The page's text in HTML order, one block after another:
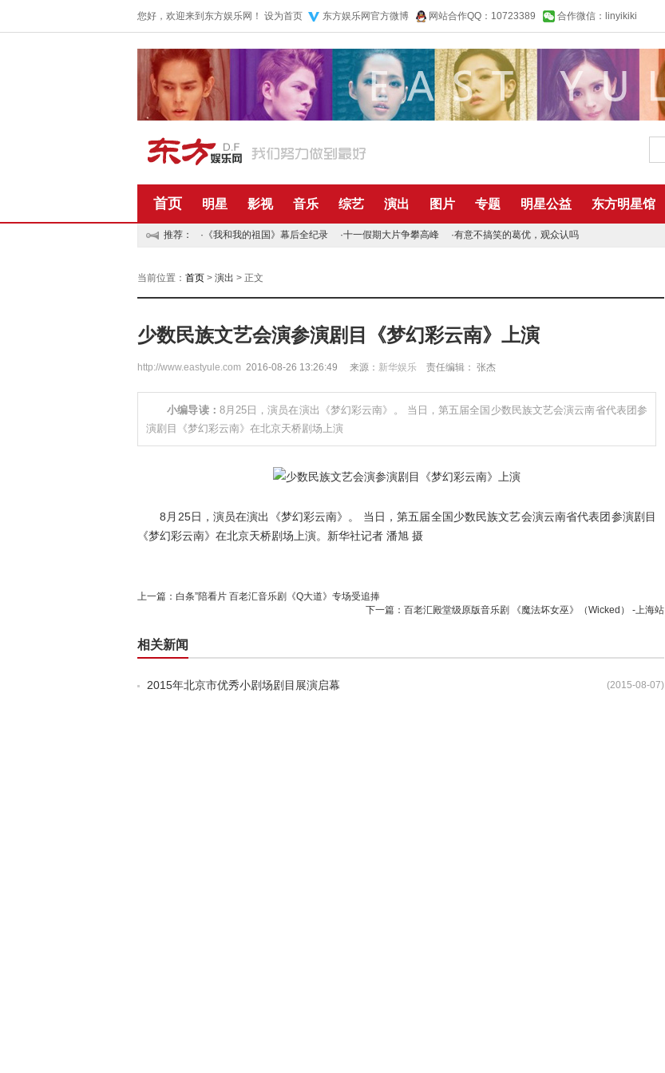
您好，欢迎来到东方娱乐网！ 设为首页 东方娱乐网官方微博 网站合作QQ：10723389 合作微信：linyikiki
首页 明星 影视 音乐 综艺 演出 图片 专题 明星公益 东方明星馆
推荐： · 《我和我的祖国》幕后全纪录 ·十一假期大片争攀高峰 ·有意不搞笑的葛优，观众认吗
当前位置： 首页 > 演出 > 正文
少数民族文艺会演参演剧目《梦幻彩云南》上演
http://www.eastyule.com 2016-08-26 13:26:49 来源： 新华娱乐 责任编辑： 张杰
小编导读： 8月25日，演员在演出《梦幻彩云南》。 当日，第五届全国少数民族文艺会演云南省代表团参
演剧目《梦幻彩云南》在北京天桥剧场上演
8月25日，演员在演出《梦幻彩云南》。 当日，第五届全国少数民族文艺会演云南省代表团参演剧目
《梦幻彩云南》在北京天桥剧场上演。新华社记者 潘旭 摄
上一篇： 白条”陪看片 百老汇音乐剧《Q大道》专场受追捧
下一篇： 百老汇殿堂级原版音乐剧 《魔法坏女巫》（Wicked） -上海站
相关新闻
(2015-08-07)
2015年北京市优秀小剧场剧目展演启幕